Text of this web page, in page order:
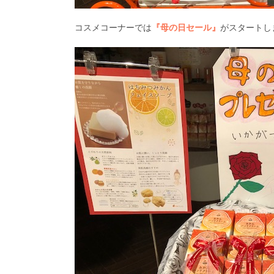
コスメコーナーでは 『母の日セール』 がスタートし